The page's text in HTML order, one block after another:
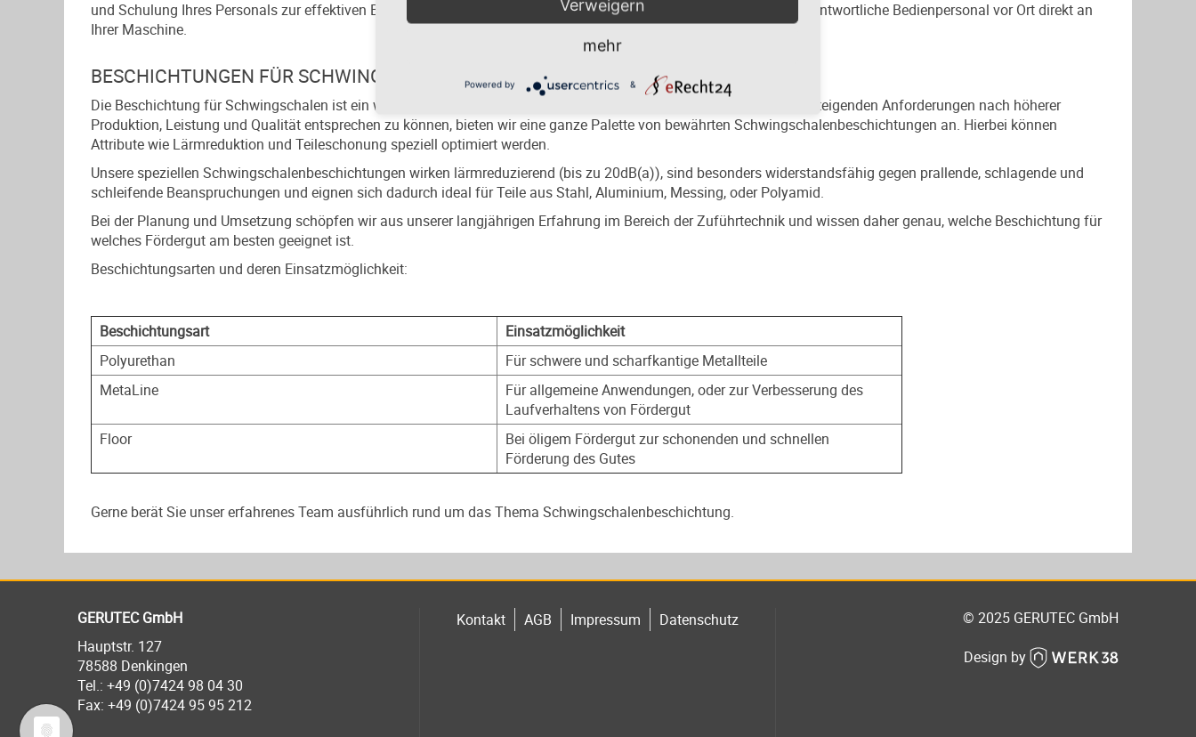
und Schulung Ihres Personals zur effektiven Bedienung und Wartung Ihrer Zuführtechnik. Gerne schulen wir das verantwortliche Bedienpersonal vor Ort direkt an
Ihrer Maschine.
BESCHICHTUNGEN FÜR SCHWINGSCHALEN
Die Beschichtung für Schwingschalen ist ein wichtiges Element zwischen dem Fördergut und dem Antrieb. Um den steigenden Anforderungen nach höherer
Produktion, Leistung und Qualität entsprechen zu können, bieten wir eine ganze Palette von bewährten Schwingschalenbeschichtungen an. Hierbei können
Attribute wie Lärmreduktion und Teileschonung speziell optimiert werden.
Unsere speziellen Schwingschalenbeschichtungen wirken lärmreduzierend (bis zu 20dB(a)), sind besonders widerstandsfähig gegen prallende, schlagende und
schleifende Beanspruchungen und eignen sich dadurch ideal für Teile aus Stahl, Aluminium, Messing, oder Polyamid.
Bei der Planung und Umsetzung schöpfen wir aus unserer langjährigen Erfahrung im Bereich der Zuführtechnik und wissen daher genau, welche Beschichtung für
welches Fördergut am besten geeignet ist.
Beschichtungsarten und deren Einsatzmöglichkeit:
Beschichtungsart
Einsatzmöglichkeit
Polyurethan
Für schwere und scharfkantige Metallteile
MetaLine
Für allgemeine Anwendungen, oder zur Verbesserung des
Laufverhaltens von Fördergut
Floor
Bei öligem Fördergut zur schonenden und schnellen
Förderung des Gutes
Gerne berät Sie unser erfahrenes Team ausführlich rund um das Thema Schwingschalenbeschichtung.
GERUTEC GmbH
Hauptstr. 127
78588 Denkingen
Tel.: +49 (0)7424 98 04 30
Fax: +49 (0)7424 95 95 212
Kontakt AGB Impressum Datenschutz
© 2025 GERUTEC GmbH
Design by
Verweigern
mehr
Powered by &